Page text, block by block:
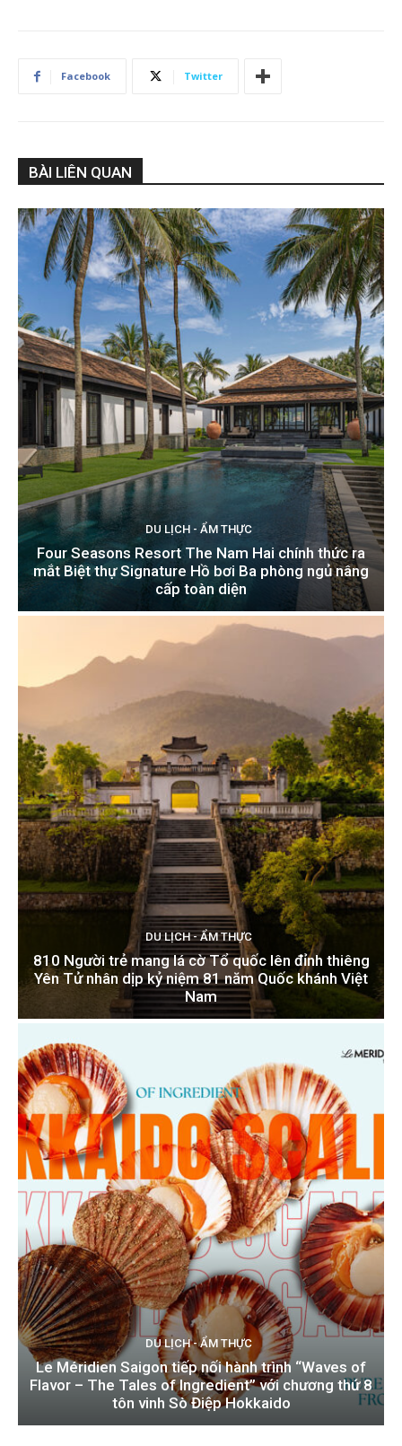
Facebook Twitter
BÀI LIÊN QUAN
DU LỊCH - ẨM THỰC
Four Seasons Resort The Nam Hai chính thức ra
mắt Biệt thự Signature Hồ bơi Ba phòng ngủ nâng
cấp toàn diện
DU LỊCH - ẨM THỰC
810 Người trẻ mang lá cờ Tổ quốc lên đỉnh thiêng
Yên Tử nhân dịp kỷ niệm 81 năm Quốc khánh Việt
Nam
DU LỊCH - ẨM THỰC
Le Méridien Saigon tiếp nối hành trình “Waves of
Flavor – The Tales of Ingredient” với chương thứ 8
tôn vinh Sò Điệp Hokkaido